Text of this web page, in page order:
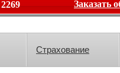
Заказать
Страхование